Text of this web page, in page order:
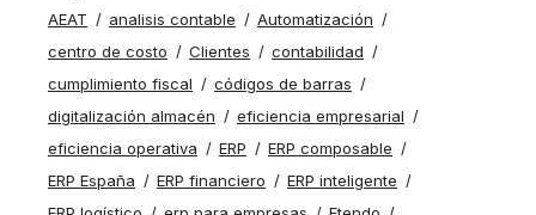
AEAT analisis contable
Automatización
centro de costo
Clientes
contabilidad
cumplimiento fiscal
códigos de barras
digitalización almacén
eficiencia empresarial
eficiencia operativa
ERP
ERP composable
ERP España
ERP financiero
ERP inteligente